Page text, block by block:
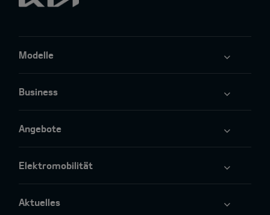
Modelle
Business
Angebote
Elektromobilität
Aktuelles